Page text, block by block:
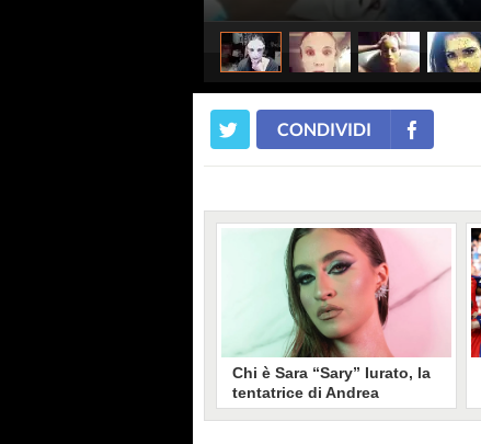
CONDIVIDI
Chi è Sara “Sary” Iurato, la
tentatrice di Andrea
Petraroli a Temptation